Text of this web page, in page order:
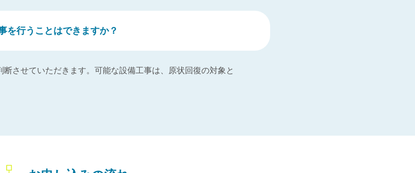
を行うことはできますか？
させていただきます。可能な設備工事は、原状回復の対象と